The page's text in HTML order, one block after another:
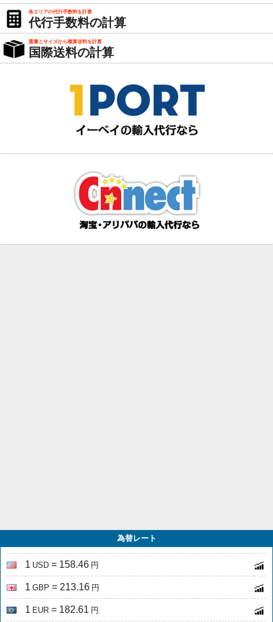
各エリアの代行手数料を計算
代行手数料の計算
重量とサイズから概算送料を計算
国際送料の計算
為替レート
1 USD = 158.46 円
1 GBP = 213.16 円
1 EUR = 182.61 円